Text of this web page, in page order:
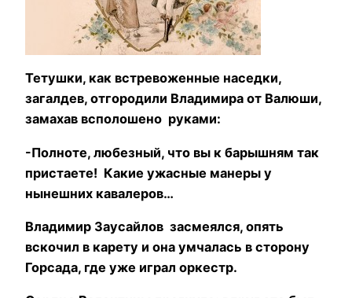
Тетушки, как встревоженные наседки,
загалдев, отгородили Владимира от Валюши,
замахав всполошено руками:
-Полноте, любезный, что вы к барышням так
пристаете! Какие ужасные манеры у
нынешних кавалеров…
Владимир Заусайлов засмеялся, опять
вскочил в карету и она умчалась в сторону
Горсада, где уже играл оркестр.